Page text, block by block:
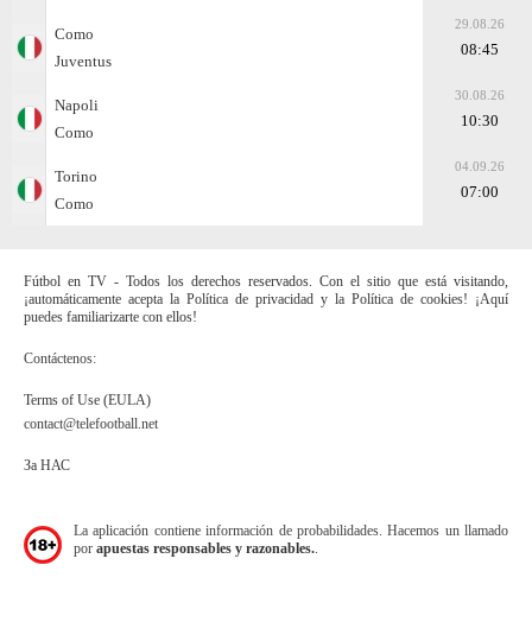
Como
Juventus
29.08.26
08:45
Napoli
Como
30.08.26
10:30
Torino
Como
04.09.26
07:00
Fútbol en TV - Todos los derechos reservados. Con el sitio que está visitando,
¡automáticamente acepta la Política de privacidad y la Política de cookies! ¡Aquí
puedes familiarizarte con ellos!
Contáctenos:
Terms of Use (EULA)
contact@telefootball.net
За НАС
La aplicación contiene información de probabilidades. Hacemos un llamado
por apuestas responsables y razonables.